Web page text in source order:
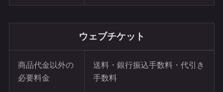
ウェブチケット
商品代金以外の
必要料金
送料・銀行振込手数料・代引き
手数料